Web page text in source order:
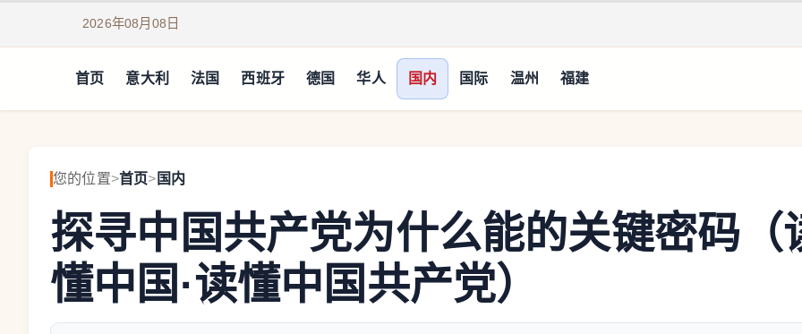
2026年08月08日
首页 意大利 法国 西班牙 德国 华人 国内 国际 温州 福建
您的位置>首页> 国内
探寻中国共产党为什么能的关键密码（
懂中国·读懂中国共产党）